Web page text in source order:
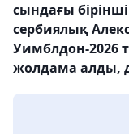
сындағы
сербиялық
Уимблдон-2026
жолдама алды,